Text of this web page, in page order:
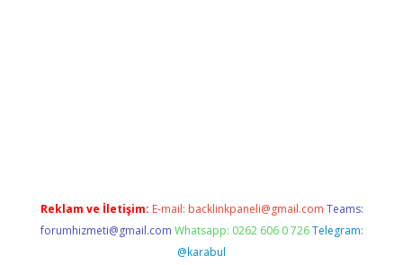
Reklam ve İletişim: E-mail: backlinkpaneli@gmail.com Teams:
forumhizmeti@gmail.com Whatsapp: 0262 606 0 726 Telegram:
@karabul